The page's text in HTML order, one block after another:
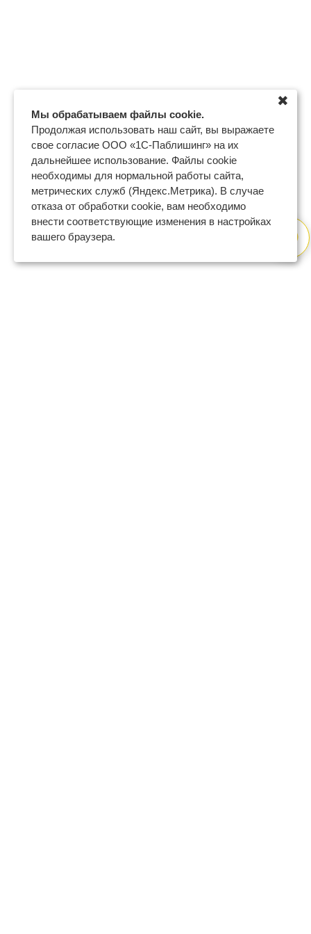
Мы обрабатываем файлы cookie.
Продолжая использовать наш сайт, вы выражаете
свое согласие ООО «1С-Паблишинг» на их
дальнейшее использование. Файлы cookie
необходимы для нормальной работы сайта,
метрических служб (Яндекс.Метрика). В случае
отказа от обработки cookie, вам необходимо
внести соответствующие изменения в настройках
вашего браузера.
✖